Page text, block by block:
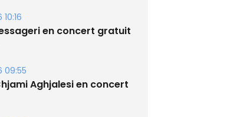
en concert gratuit
09:55
Aghjalesi en concert